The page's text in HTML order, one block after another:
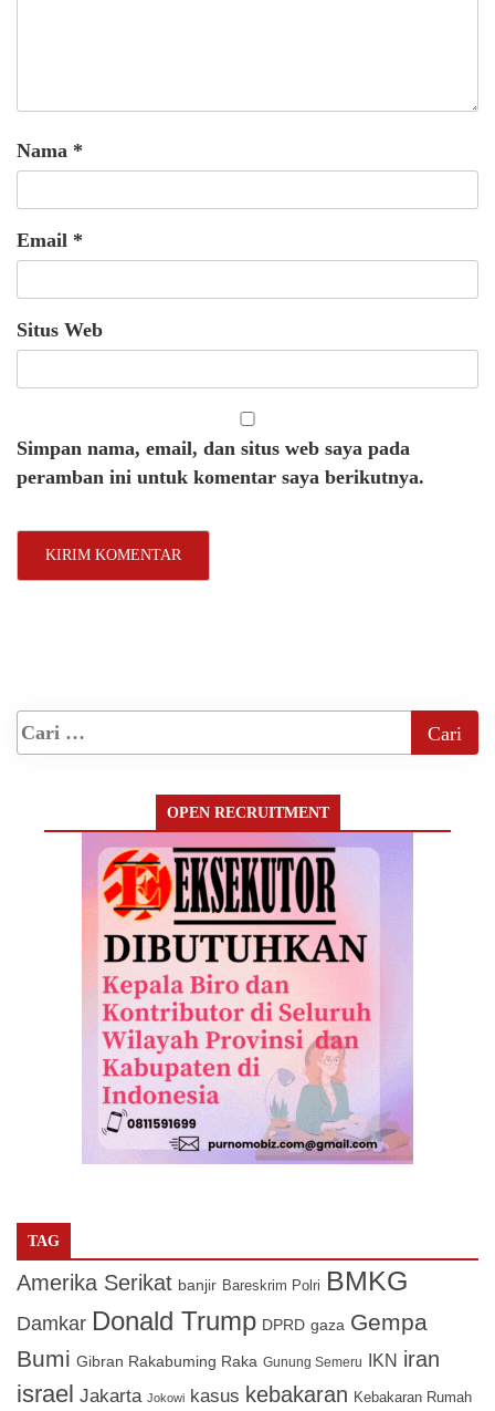
Nama *
Email *
Situs Web
Simpan nama, email, dan situs web saya pada
peramban ini untuk komentar saya berikutnya.
OPEN RECRUITMENT
TAG
Amerika Serikat banjir Bareskrim Polri BMKG
Damkar Donald Trump DPRD gaza Gempa
Bumi Gibran Rakabuming Raka Gunung Semeru IKN iran
israel Jakarta Jokowi kasus kebakaran Kebakaran Rumah